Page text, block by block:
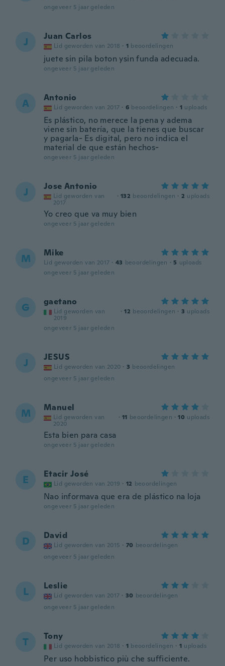
ongeveer 5 jaar geleden
J Juan Carlos
Lid geworden van 2018 · 1 beoordelingen
juete sin pila boton ysin funda adecuada.
ongeveer 5 jaar geleden
A Antonio
Lid geworden van 2017 · 6 beoordelingen · 1 uploads
Es plástico, no merece la pena y adema
viene sin batería, que la tienes que buscar
y pagarla- Es digital, pero no indica el
material de que están hechos-
ongeveer 5 jaar geleden
J Jose Antonio
Lid geworden van
2017
· 132 beoordelingen · 2 uploads
Yo creo que va muy bien
ongeveer 5 jaar geleden
M Mike
Lid geworden van 2017 · 43 beoordelingen · 5 uploads
ongeveer 5 jaar geleden
G gaetano
Lid geworden van
2019
· 12 beoordelingen · 3 uploads
ongeveer 5 jaar geleden
J JESUS
Lid geworden van 2020 · 3 beoordelingen
ongeveer 5 jaar geleden
M Manuel
Lid geworden van
2020
· 11 beoordelingen · 10 uploads
Esta bien para casa
ongeveer 5 jaar geleden
E Etacir José
Lid geworden van 2019 · 12 beoordelingen
Nao informava que era de plástico na loja
ongeveer 5 jaar geleden
D David
Lid geworden van 2015 · 70 beoordelingen
ongeveer 5 jaar geleden
L Leslie
Lid geworden van 2017 · 30 beoordelingen
ongeveer 5 jaar geleden
T Tony
Lid geworden van 2018 · 1 beoordelingen · 1 uploads
Per uso hobbistico più che sufficiente.